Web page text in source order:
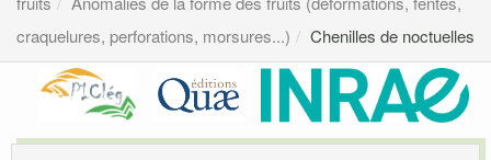
craquelures, perforations, morsures...)
Chenilles de noctuelles